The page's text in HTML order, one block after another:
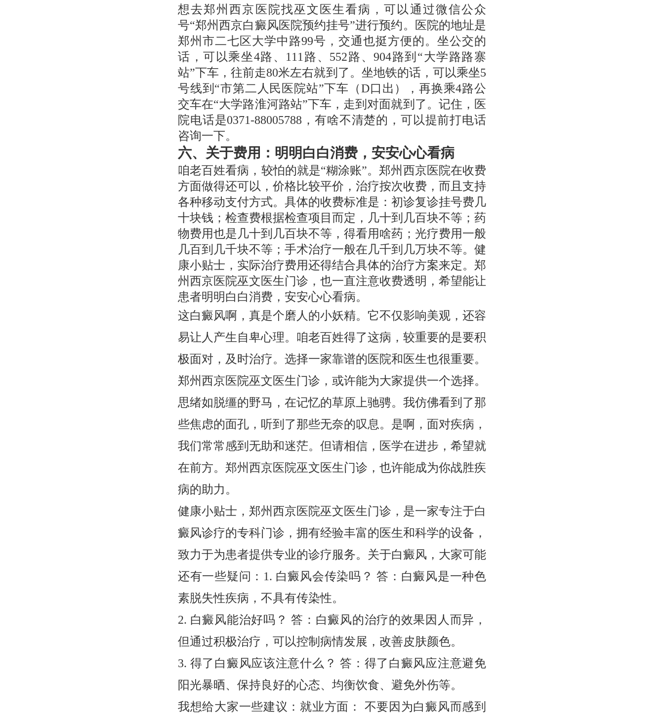
想去郑州西京医院找巫文医生看病，可以通过微信公众
号“郑州西京白癜风医院预约挂号”进行预约。医院的地址是
郑州市二七区大学中路99号，交通也挺方便的。坐公交的
话，可以乘坐4路、111路、552路、904路到“大学路路寨
站”下车，往前走80米左右就到了。坐地铁的话，可以乘坐5
号线到“市第二人民医院站”下车（D口出），再换乘4路公
交车在“大学路淮河路站”下车，走到对面就到了。记住，医
院电话是0371-88005788，有啥不清楚的，可以提前打电话
咨询一下。
六、关于费用：明明白白消费，安安心心看病
咱老百姓看病，较怕的就是“糊涂账”。郑州西京医院在收费
方面做得还可以，价格比较平价，治疗按次收费，而且支持
各种移动支付方式。具体的收费标准是：初诊复诊挂号费几
十块钱；检查费根据检查项目而定，几十到几百块不等；药
物费用也是几十到几百块不等，得看用啥药；光疗费用一般
几百到几千块不等；手术治疗一般在几千到几万块不等。健
康小贴士，实际治疗费用还得结合具体的治疗方案来定。郑
州西京医院巫文医生门诊，也一直注意收费透明，希望能让
患者明明白白消费，安安心心看病。
这白癜风啊，真是个磨人的小妖精。它不仅影响美观，还容
易让人产生自卑心理。咱老百姓得了这病，较重要的是要积
极面对，及时治疗。选择一家靠谱的医院和医生也很重要。
郑州西京医院巫文医生门诊，或许能为大家提供一个选择。
思绪如脱缰的野马，在记忆的草原上驰骋。我仿佛看到了那
些焦虑的面孔，听到了那些无奈的叹息。是啊，面对疾病，
我们常常感到无助和迷茫。但请相信，医学在进步，希望就
在前方。郑州西京医院巫文医生门诊，也许能成为你战胜疾
病的助力。
健康小贴士，郑州西京医院巫文医生门诊，是一家专注于白
癜风诊疗的专科门诊，拥有经验丰富的医生和科学的设备，
致力于为患者提供专业的诊疗服务。关于白癜风，大家可能
还有一些疑问：1. 白癜风会传染吗？ 答：白癜风是一种色
素脱失性疾病，不具有传染性。
2. 白癜风能治好吗？ 答：白癜风的治疗的效果因人而异，
但通过积极治疗，可以控制病情发展，改善皮肤颜色。
3. 得了白癜风应该注意什么？ 答：得了白癜风应注意避免
阳光暴晒、保持良好的心态、均衡饮食、避免外伤等。
我想给大家一些建议：就业方面： 不要因为白癜风而感到